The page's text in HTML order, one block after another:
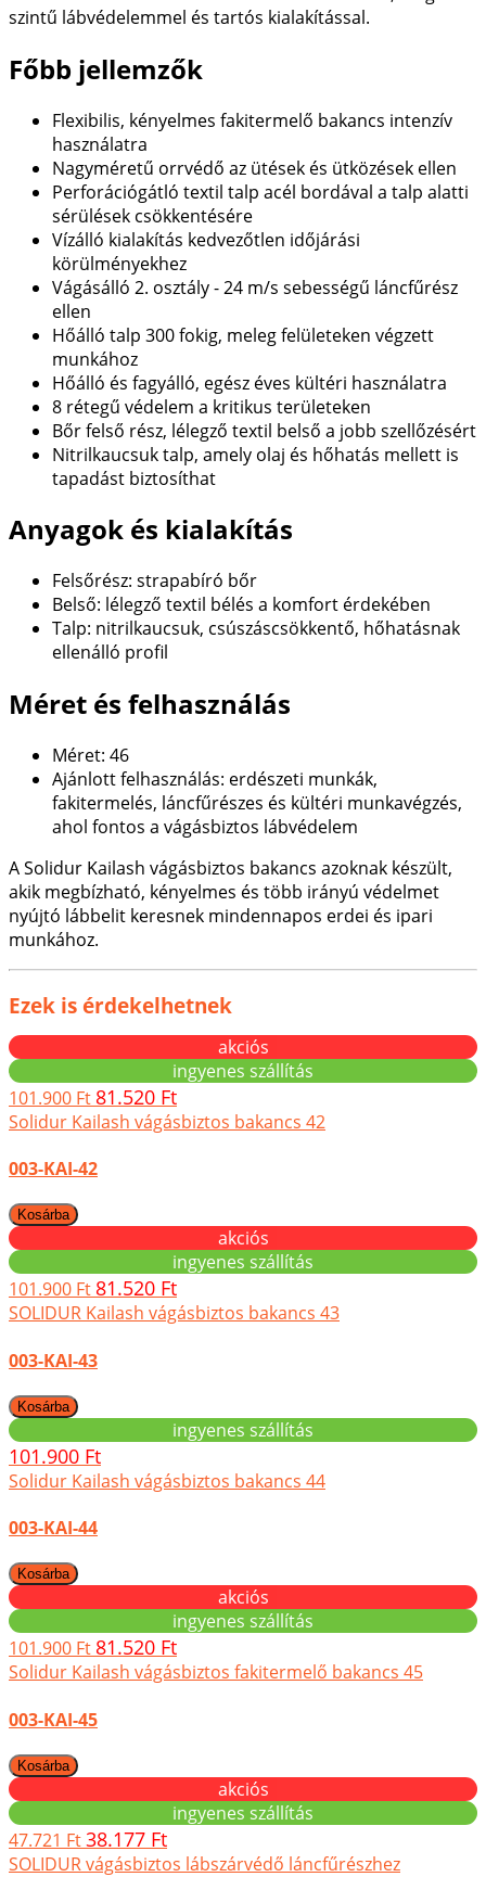
szintű lábvédelemmel és tartós kialakítással.
Főbb jellemzők
Flexibilis, kényelmes fakitermelő bakancs intenzív
használatra
Nagyméretű orrvédő az ütések és ütközések ellen
Perforációgátló textil talp acél bordával a talp alatti
sérülések csökkentésére
Vízálló kialakítás kedvezőtlen időjárási
körülményekhez
Vágásálló 2. osztály - 24 m/s sebességű láncfűrész
ellen
Hőálló talp 300 fokig, meleg felületeken végzett
munkához
Hőálló és fagyálló, egész éves kültéri használatra
8 rétegű védelem a kritikus területeken
Bőr felső rész, lélegző textil belső a jobb szellőzésért
Nitrilkaucsuk talp, amely olaj és hőhatás mellett is
tapadást biztosíthat
Anyagok és kialakítás
Felsőrész: strapabíró bőr
Belső: lélegző textil bélés a komfort érdekében
Talp: nitrilkaucsuk, csúszáscsökkentő, hőhatásnak
ellenálló profil
Méret és felhasználás
Méret: 46
Ajánlott felhasználás: erdészeti munkák,
fakitermelés, láncfűrészes és kültéri munkavégzés,
ahol fontos a vágásbiztos lábvédelem
A Solidur Kailash vágásbiztos bakancs azoknak készült,
akik megbízható, kényelmes és több irányú védelmet
nyújtó lábbelit keresnek mindennapos erdei és ipari
munkához.
Ezek is érdekelhetnek
akciós
ingyenes szállítás
101.900 Ft 81.520 Ft
Solidur Kailash vágásbiztos bakancs 42
003-KAI-42
akciós
ingyenes szállítás
101.900 Ft 81.520 Ft
SOLIDUR Kailash vágásbiztos bakancs 43
003-KAI-43
ingyenes szállítás
101.900 Ft
Solidur Kailash vágásbiztos bakancs 44
003-KAI-44
akciós
ingyenes szállítás
101.900 Ft 81.520 Ft
Solidur Kailash vágásbiztos fakitermelő bakancs 45
003-KAI-45
akciós
ingyenes szállítás
47.721 Ft38.177 Ft
SOLIDUR vágásbiztos lábszárvédő láncfűrészhez